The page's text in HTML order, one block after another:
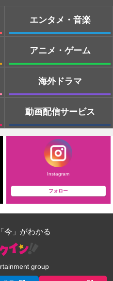
エンタメ・音楽
アニメ・ゲーム
海外ドラマ
動画配信サービス
Instagram
フォロー
今」がわかる
group